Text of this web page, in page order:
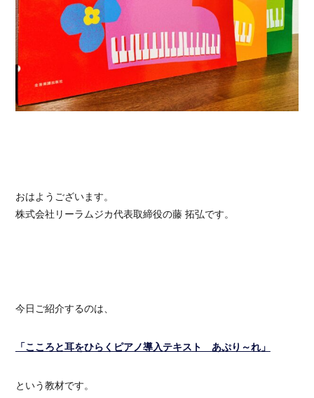
おはようございます。
株式会社リーラムジカ代表取締役の藤 拓弘です。
今日ご紹介するのは、
「こころと耳をひらくピアノ導入テキスト あぷり～れ」
という教材です。